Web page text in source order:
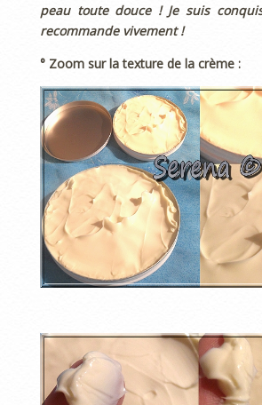
peau toute douce ! Je suis
recommande vivement !
° Zoom sur la texture de la crème :